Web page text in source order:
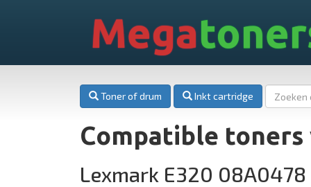
Mega
Toner of drum Inkt cartridge
Compatible toners
Lexmark E320 08A0478